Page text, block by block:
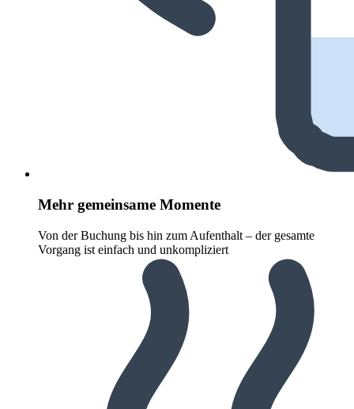
Mehr gemeinsame Momente
Von der Buchung bis hin zum Aufenthalt – der gesamte
Vorgang ist einfach und unkompliziert